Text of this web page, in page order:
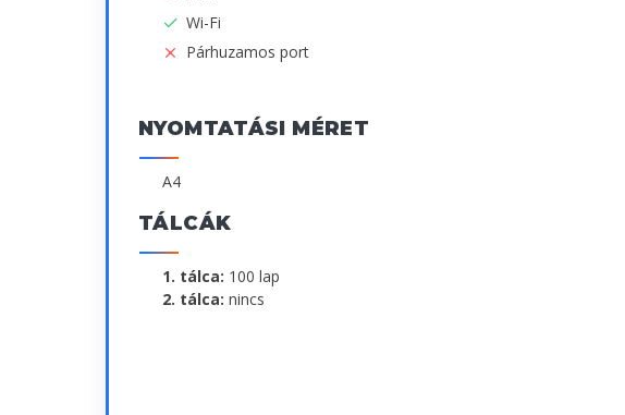
Wi-Fi
Párhuzamos port
NYOMTATÁSI MÉRET
A4
TÁLCÁK
1. tálca: 100 lap
2. tálca: nincs